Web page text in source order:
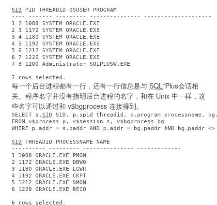
SID PID THREADID OSUSER PROGRAM
---- ------- --------- --------------- --------------------
1 2 1088 SYSTEM ORACLE.EXE
2 3 1172 SYSTEM ORACLE.EXE
3 4 1180 SYSTEM ORACLE.EXE
4 5 1192 SYSTEM ORACLE.EXE
5 6 1212 SYSTEM ORACLE.EXE
6 7 1220 SYSTEM ORACLE.EXE
7 8 1200 Administrator SQLPLUSW.EXE
每一个后台进程都有一行，还有一行信息是与 SQL*Plus会话相
关。程序名字并没有指明后台进程的名字，和在 Unix 中一样，这
些名字可以通过和 v$bgprocess 连接得到。
SELECT s. SID SID, p.spid threadid, p.program processname,
FROM v$process p, v$session s, v$bgprocess bg
WHERE p.addr = s.paddr AND p.addr = bg.paddr AND bg.paddr
SID THREADID PROCESSNAME NAME
---------- --------- --------------- -------------
1 1088 ORACLE.EXE PMON
2 1172 ORACLE.EXE DBW0
3 1180 ORACLE.EXE LGWR
4 1192 ORACLE.EXE CKPT
5 1212 ORACLE.EXE SMON
6 1220 ORACLE.EXE RECO